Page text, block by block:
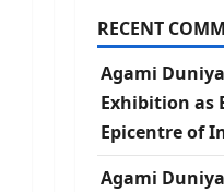
RECENT
Agami Duniya
Exhibition as
Epicentre of
Agami Duniya